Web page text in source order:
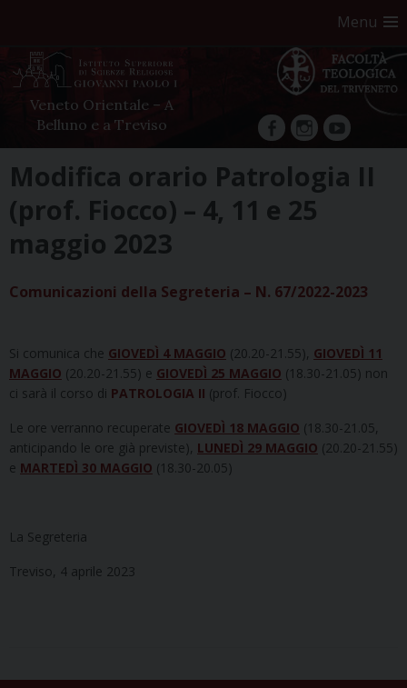
Menu
Veneto Orientale – A
Belluno e a Treviso
facebookInstagram
YouTube
content
Modifica orario Patrologia II
(prof. Fiocco) – 4, 11 e 25
maggio 2023
Comunicazioni della Segreteria – N. 67/2022-2023
Si comunica che GIOVEDÌ 4 MAGGIO (20.20-21.55), GIOVEDÌ 11
MAGGIO (20.20-21.55) e GIOVEDÌ 25 MAGGIO (18.30-21.05) non
ci sarà il corso di PATROLOGIA II (prof. Fiocco)
Le ore verranno recuperate GIOVEDÌ 18 MAGGIO (18.30-21.05,
anticipando le ore già previste), LUNEDÌ 29 MAGGIO (20.20-21.55)
e MARTEDÌ 30 MAGGIO (18.30-20.05)
La Segreteria
Treviso, 4 aprile 2023